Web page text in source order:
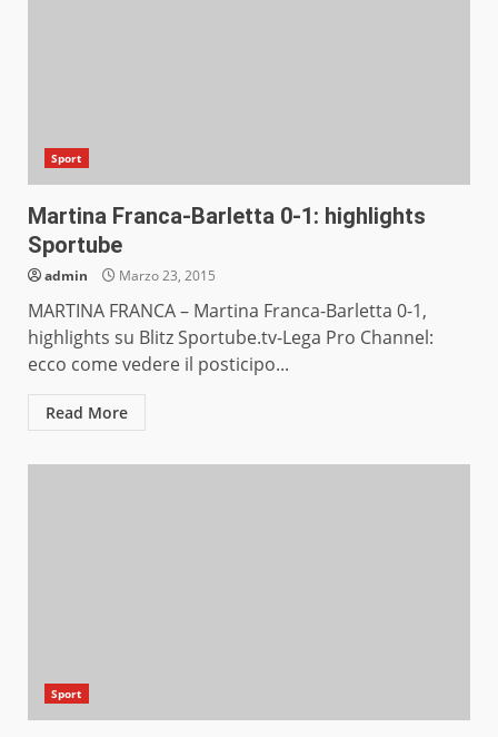
Sport
Martina Franca-Barletta 0-1: highlights
Sportube
admin Marzo 23, 2015
MARTINA FRANCA – Martina Franca-Barletta 0-1,
highlights su Blitz Sportube.tv-Lega Pro Channel:
ecco come vedere il posticipo...
Read More
Sport